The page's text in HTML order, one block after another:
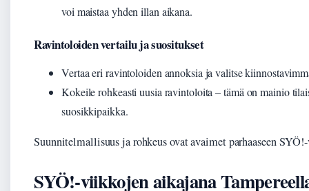
voi maistaa yhden illan aikana.
Ravintoloiden vertailu ja suositukset
Vertaa eri ravintoloiden annoksia ja valitse
Kokeile rohkeasti uusia ravintoloita – tämä on mainio
suosikkipaikka.
Suunnitelmallisuus ja rohkeus ovat avaimet parhaaseen
SYÖ!-viikkojen aikajana